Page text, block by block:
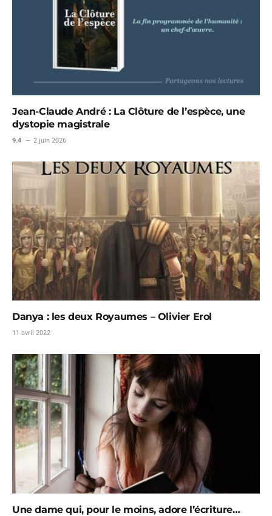
Jean-Claude André : La Clôture de l’espèce, une
dystopie magistrale
9.4 2 juin 2026
Danya : les deux Royaumes – Olivier Erol
11 avril 2022
Une dame qui, pour le moins, adore l’écriture…